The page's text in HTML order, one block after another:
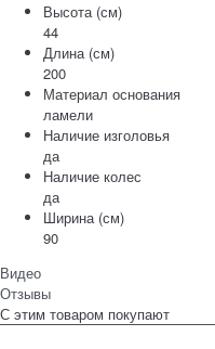
Высота (см)
44
Длина (см)
200
Материал основания
ламели
Наличие изголовья
да
Наличие колес
да
Ширина (см)
90
Видео
Отзывы
С этим товаром покупают